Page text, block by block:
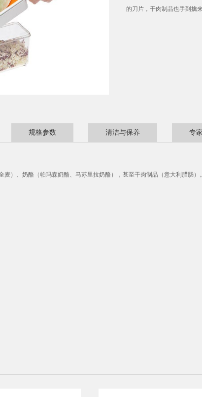
的刀片，干肉制品也手到擒
规格参数 清洁与保养 专
）、奶酪（帕玛森奶酪、马苏里拉奶酪），甚至干肉制品（意大利腊肠）。